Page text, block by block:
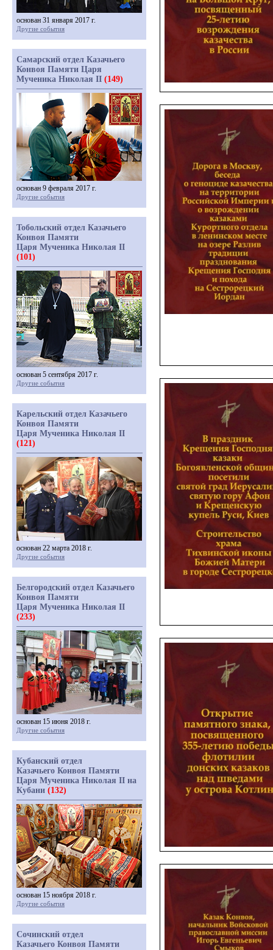
основан 31 января 2017 г.
Другие события
Самарский отдел Казачьего
Конвоя Памяти Царя
Мученика Николая II (149)
основан 9 февраля 2017 г.
Другие события
Тобольский отдел Казачьего
Конвоя Памяти
Царя Мученика Николая II
(101)
основан 5 сентября 2017 г.
Другие события
Карельский отдел Казачьего
Конвоя Памяти
Царя Мученика Николая II
(121)
основан 22 марта 2018 г.
Другие события
Белгородский отдел Казачьего
Конвоя Памяти
Царя Мученика Николая II
(233)
основан 15 июня 2018 г.
Другие события
Кубанский отдел
Казачьего Конвоя Памяти
Царя Мученика Николая II на
Кубани (132)
основан 15 ноября 2018 г.
Другие события
Сочинский отдел
Казачьего Конвоя Памяти